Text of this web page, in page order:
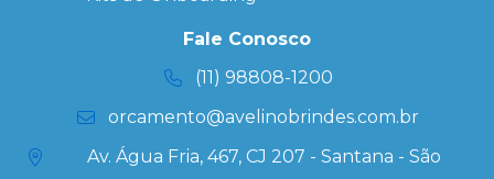
Personalizada
Kits
Fale Conosco
(11) 98808-1200
orcamento@avelinobrindes.com.br
Av. Água Fria, 467, CJ 207 - Santana - São